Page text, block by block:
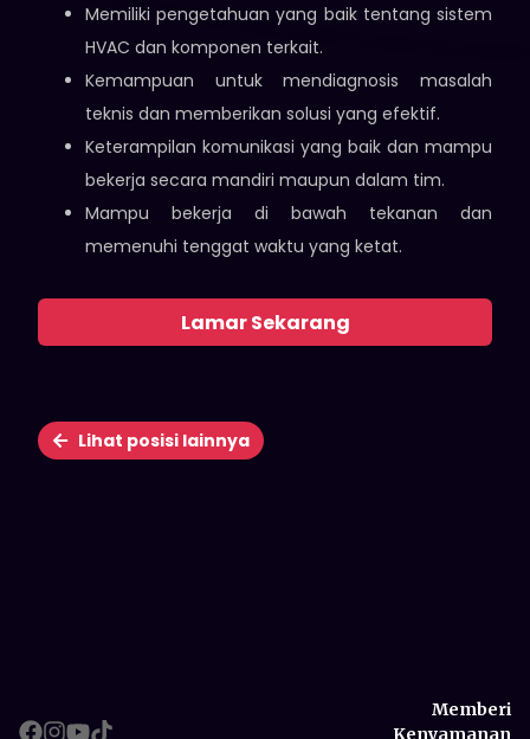
Memiliki pengetahuan yang baik tentang sistem
HVAC dan komponen terkait.
Kemampuan untuk mendiagnosis masalah
teknis dan memberikan solusi yang efektif.
Keterampilan komunikasi yang baik dan mampu
bekerja secara mandiri maupun dalam tim.
Mampu bekerja di bawah tekanan dan
memenuhi tenggat waktu yang ketat.
Lamar Sekarang
Lihat posisi lainnya
Memberi
Kenyamanan